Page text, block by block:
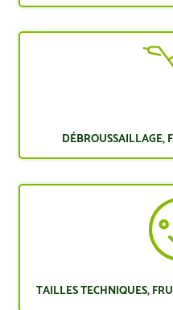
DÉBROUSSAILLAGE,
TAILLES TECHNIQUES,